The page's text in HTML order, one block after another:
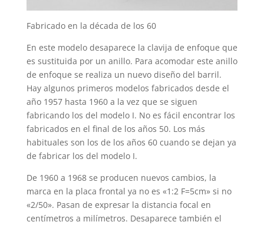
Fabricado en la década de los 60
En este modelo desaparece la clavija de enfoque que
es sustituida por un anillo. Para acomodar este anillo
de enfoque se realiza un nuevo diseño del barril.
Hay algunos primeros modelos fabricados desde el
año 1957 hasta 1960 a la vez que se siguen
fabricando los del modelo I. No es fácil encontrar los
fabricados en el final de los años 50. Los más
habituales son los de los años 60 cuando se dejan ya
de fabricar los del modelo I.
De 1960 a 1968 se producen nuevos cambios, la
marca en la placa frontal ya no es «1:2 F=5cm» si no
«2/50». Pasan de expresar la distancia focal en
centímetros a milímetros. Desaparece también el